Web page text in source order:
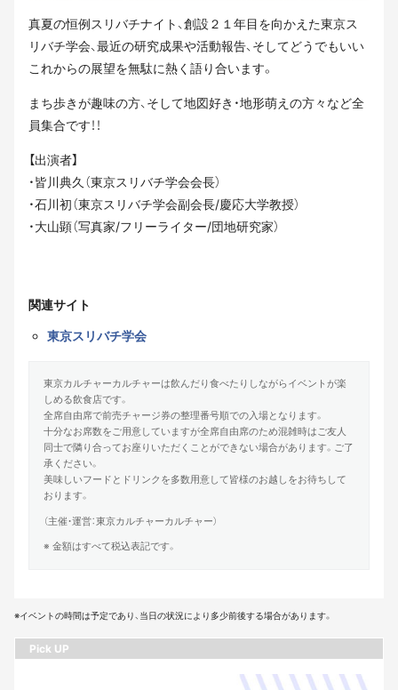
真夏の恒例スリバチナイト、創設２１年目を向かえた東京ス
リバチ学会、最近の研究成果や活動報告、そしてどうでもいい
これからの展望を無駄に熱く語り合います。
まち歩きが趣味の方、そして地図好き・地形萌えの方々など全
員集合です！！
【出演者】
・皆川典久（東京スリバチ学会会長）
・石川初（東京スリバチ学会副会長/慶応大学教授）
・大山顕（写真家/フリーライター/団地研究家）
関連サイト
東京スリバチ学会
東京カルチャーカルチャーは飲んだり食べたりしながらイベントが楽
しめる飲食店です。
全席自由席で前売チャージ券の整理番号順での入場となります。
十分なお席数をご用意していますが全席自由席のため混雑時はご友人
同士で隣り合ってお座りいただくことができない場合があります。ご了
承ください。
美味しいフードとドリンクを多数用意して皆様のお越しをお待ちして
おります。
（主催・運営：東京カルチャーカルチャー）
※ 金額はすべて税込表記です。
※イベントの時間は予定であり、当日の状況により多少前後する場合があります。
Pick UP